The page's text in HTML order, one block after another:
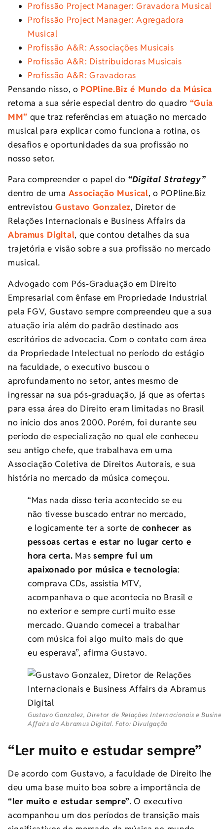
Profissão Project Manager: Gravadora Musical
Profissão Project Manager: Agregadora
Musical
Profissão A&R: Associações Musicais
Profissão A&R: Distribuidoras Musicais
Profissão A&R: Gravadoras
Pensando nisso, o POPline.Biz é Mundo da Música
retoma a sua série especial dentro do quadro “Guia
MM” que traz referências em atuação no mercado
musical para explicar como funciona a rotina, os
desafios e oportunidades da sua profissão no
nosso setor.
Para compreender o papel do “Digital Strategy”
dentro de uma Associação Musical, o POPline.Biz
entrevistouGustavo Gonzalez, Diretor de
Relações Internacionais e Business Affairs da
Abramus Digital, que contou detalhes da sua
trajetória e visão sobre a sua profissão no mercado
musical.
Advogado com Pós-Graduação em Direito
Empresarial com ênfase em Propriedade Industrial
pela FGV, Gustavo sempre compreendeu que a sua
atuação iria além do padrão destinado aos
escritórios de advocacia. Com o contato com área
da Propriedade Intelectual no período do estágio
na faculdade, o executivo buscou o
aprofundamento no setor, antes mesmo de
ingressar na sua pós-graduação, já que as ofertas
para essa área do Direito eram limitadas no Brasil
no início dos anos 2000. Porém, foi durante seu
período de especialização no qual ele conheceu
seu antigo chefe, que trabalhava em uma
Associação Coletiva de Direitos Autorais, e sua
história no mercado da música começou.
“Mas nada disso teria acontecido se eu
não tivesse buscado entrar no mercado,
e logicamente ter a sorte de conhecer as
pessoas certas e estar no lugar certo e
hora certa. Mas sempre fui um
apaixonado por música e tecnologia:
comprava CDs, assistia MTV,
acompanhava o que acontecia no Brasil e
no exterior e sempre curti muito esse
mercado. Quando comecei a trabalhar
com música foi algo muito mais do que
eu esperava”, afirma Gustavo.
Gustavo Gonzalez, Diretor de Relações Internacionais e
Affairs da Abramus Digital. Foto: Divulgação
“Ler muito e estudar sempre”
De acordo com Gustavo, a faculdade de Direito lhe
deu uma base muito boa sobre a importância de
“ler muito e estudar sempre”. O executivo
acompanhou um dos períodos de transição mais